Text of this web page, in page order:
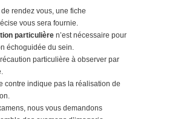
rendez vous, une fiche
vous sera fournie.
particulière n’est nécessaire pour
échoguidée du sein.
particulière à observer par
contre indique pas la réalisation de
nous vous demandons